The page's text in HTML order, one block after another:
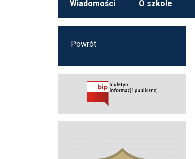
Wiadomości O szkole
Powrót